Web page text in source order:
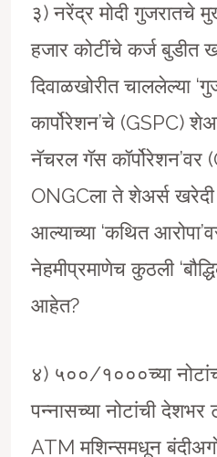
३) नरेंद्र मोदी गुजरातचे
हजार कोटींचे कर्ज बुडीत
दिवाळखोरीत चाललेल्या
कार्पोरेशन’चे (GSPC)
नॅचरल गॅस
ONGCला ते शेअर्स खरेदी
आल्याच्या ‘कथित
नेहमीप्रमाणेच कुठली
आहेत?
४) ५००/१०००च्या
पन्नासच्या नोटांची
ATM मशिन्समधून